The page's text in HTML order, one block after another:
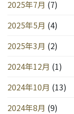
2025年7月 (7)
2025年5月 (4)
2025年3月 (2)
2024年12月 (1)
2024年10月 (13)
2024年8月 (9)